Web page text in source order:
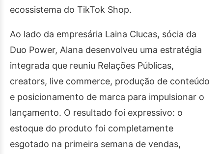
ecossistema do TikTok Shop.
Ao lado da empresária Laina Clucas, sócia da
Duo Power, Alana desenvolveu uma estratégia
integrada que reuniu Relações Públicas,
creators, live commerce, produção de conteúdo
e posicionamento de marca para impulsionar o
lançamento. O resultado foi expressivo: o
estoque do produto foi completamente
esgotado na primeira semana de vendas,